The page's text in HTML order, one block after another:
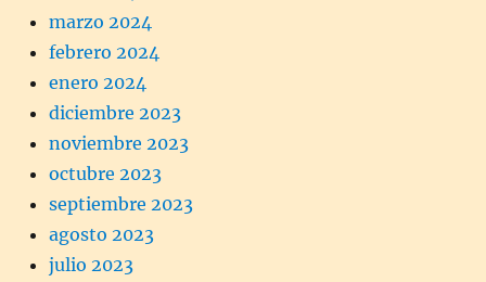
marzo 2024
febrero 2024
enero 2024
diciembre 2023
noviembre 2023
octubre 2023
septiembre 2023
agosto 2023
julio 2023